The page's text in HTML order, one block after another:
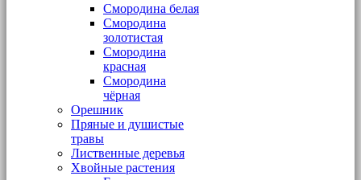
Смородина белая
Смородина
золотистая
Смородина
красная
Смородина
чёрная
Орешник
Пряные и душистые
травы
Лиственные деревья
Хвойные растения